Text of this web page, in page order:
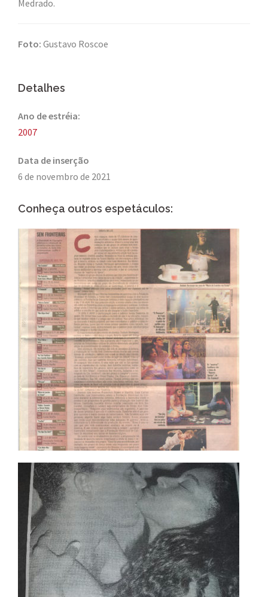
Medrado.
Foto: Gustavo Roscoe
Detalhes
Ano de estréia:
2007
Data de inserção
6 de novembro de 2021
Conheça outros espetáculos: